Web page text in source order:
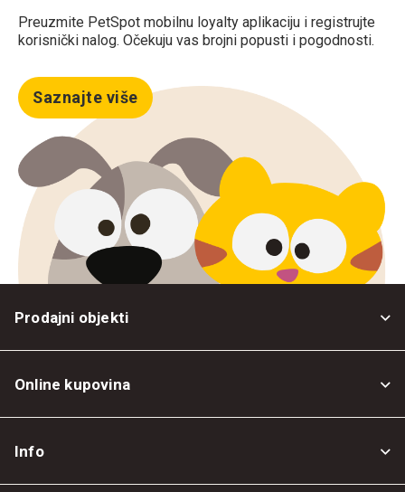
Preuzmite PetSpot mobilnu loyalty aplikaciju i registrujte
korisnički nalog. Očekuju vas brojni popusti i pogodnosti.
Saznajte više
Prodajni objekti
Online kupovina
Info